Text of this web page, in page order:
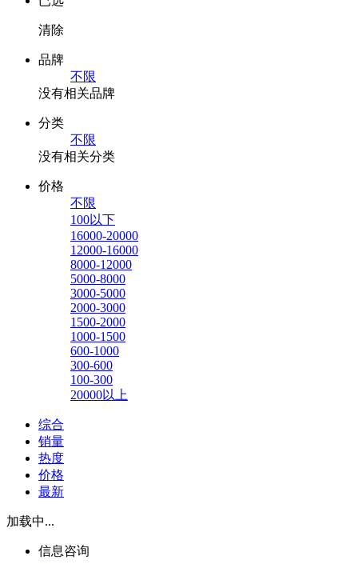
清除
品牌
不限
没有相关品牌
分类
不限
没有相关分类
价格
不限
100以下
16000-20000
12000-16000
8000-12000
5000-8000
3000-5000
2000-3000
1500-2000
1000-1500
600-1000
300-600
100-300
20000以上
综合
销量
热度
价格
最新
加载中...
信息咨询